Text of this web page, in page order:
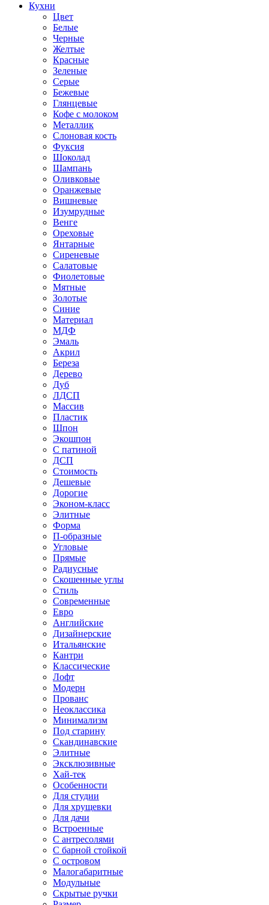
Кухни
Цвет
Белые
Черные
Желтые
Красные
Зеленые
Серые
Бежевые
Глянцевые
Кофе с молоком
Металлик
Слоновая кость
Фуксия
Шоколад
Шампань
Оливковые
Оранжевые
Вишневые
Изумрудные
Венге
Ореховые
Янтарные
Сиреневые
Салатовые
Фиолетовые
Мятные
Золотые
Синие
Материал
МДФ
Эмаль
Акрил
Береза
Дерево
Дуб
ЛДСП
Массив
Пластик
Шпон
Экошпон
С патиной
ДСП
Стоимость
Дешевые
Дорогие
Эконом-класс
Элитные
Форма
П-образные
Угловые
Прямые
Радиусные
Скошенные углы
Стиль
Современные
Евро
Английские
Дизайнерские
Итальянские
Кантри
Классические
Лофт
Модерн
Прованс
Неоклассика
Минимализм
Под старину
Скандинавские
Элитные
Эксклюзивные
Хай-тек
Особенности
Для студии
Для хрущевки
Для дачи
Встроенные
С антресолями
С барной стойкой
С островом
Малогабаритные
Модульные
Скрытые ручки